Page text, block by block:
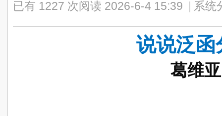
已有 1227 次阅读 2026-6-4 15:39 系统
说说泛函
葛维亚